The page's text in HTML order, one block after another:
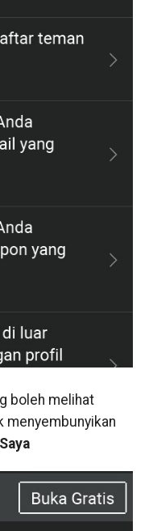
boleh melihat
menyembunyikan